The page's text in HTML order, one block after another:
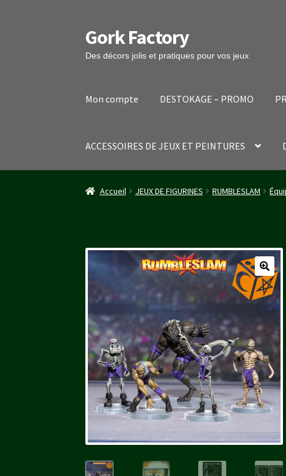
Aller
à
la
Aller
au
contenu
Gork Factory
Des décors jolis et pratiques pour vos jeux
Mon compte DESTOKAGE – PROMO
ACCESSOIRES DE JEUX ET PEINTURES
Accueil CGV Mon comptePanierStripe Payment
Accueil JEUX DE FIGURINES RUMBLESLAM